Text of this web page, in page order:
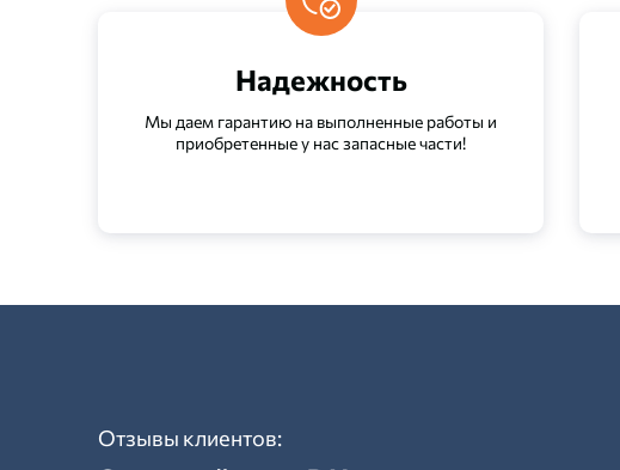
Надежность
Мы даем гарантию на выполненные работы и
приобретенные у нас запасные части!
Отзывы клиентов: